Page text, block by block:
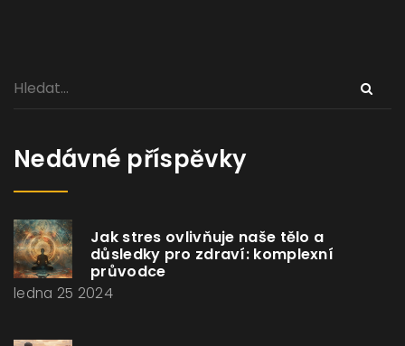
Nedávné příspěvky
Jak stres ovlivňuje naše tělo a
důsledky pro zdraví: komplexní
průvodce
ledna 25 2024